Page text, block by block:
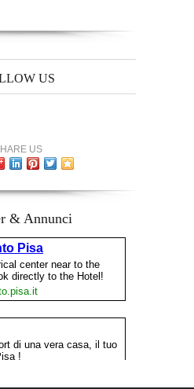
US
US
& Annunci